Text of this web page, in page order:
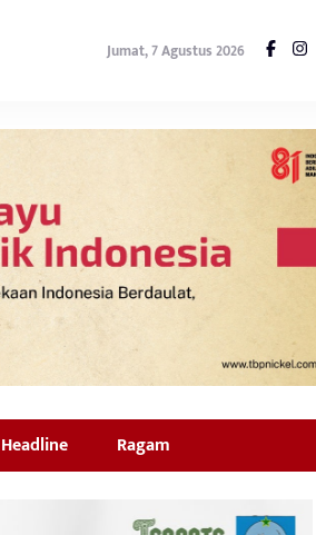
Jumat, 7 Agustus 2026
Headline Ragam